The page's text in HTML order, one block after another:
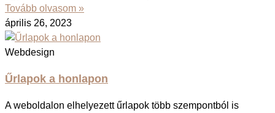
Tovább olvasom »
április 26, 2023
Webdesign
Űrlapok a honlapon
A weboldalon elhelyezett űrlapok több szempontból is